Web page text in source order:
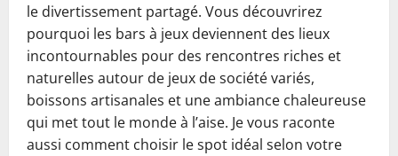
le divertissement partagé. Vous découvrirez
pourquoi les bars à jeux deviennent des lieux
incontournables pour des rencontres riches et
naturelles autour de jeux de société variés,
boissons artisanales et une ambiance chaleureuse
qui met tout le monde à l’aise. Je vous raconte
aussi comment choisir le spot idéal selon votre